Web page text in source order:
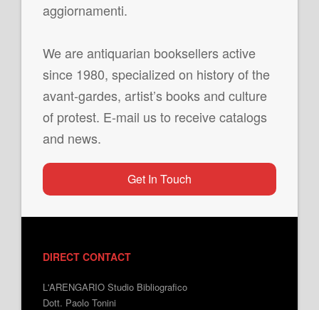
aggiornamenti.
We are antiquarian booksellers active
since 1980, specialized on history of the
avant-gardes, artist’s books and culture
of protest. E-mail us to receive catalogs
and news.
Get In Touch
DIRECT CONTACT
L'ARENGARIO Studio Bibliografico
Dott. Paolo Tonini